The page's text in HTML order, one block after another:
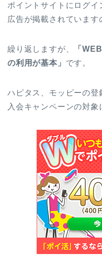
ポイントサイトにログイ
広告が掲載されています
繰り返しますが、
「
の利用が基本」 です。
ハピタス、モッピーの登
入会キャンペーンの対象